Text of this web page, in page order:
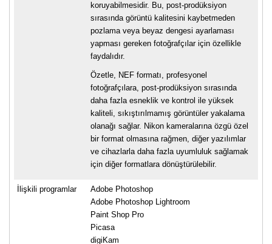
koruyabilmesidir. Bu, post-prodüksiyon
sırasında görüntü kalitesini kaybetmeden
pozlama veya beyaz dengesi ayarlaması
yapması gereken fotoğrafçılar için özellikle
faydalıdır.
Özetle, NEF formatı, profesyonel
fotoğrafçılara, post-prodüksiyon sırasında
daha fazla esneklik ve kontrol ile yüksek
kaliteli, sıkıştırılmamış görüntüler yakalama
olanağı sağlar. Nikon kameralarına özgü özel
bir format olmasına rağmen, diğer yazılımlar
ve cihazlarla daha fazla uyumluluk sağlamak
için diğer formatlara dönüştürülebilir.
İlişkili programlar
Adobe Photoshop
Adobe Photoshop Lightroom
Paint Shop Pro
Picasa
digiKam